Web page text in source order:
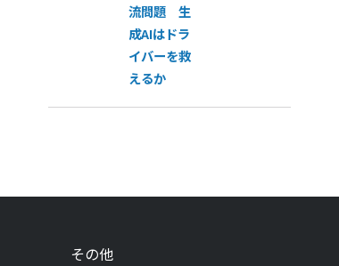
流問題 生
成AIはドラ
イバーを救
えるか
その他